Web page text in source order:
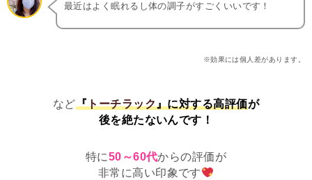
最近はよく眠れるし体の調子がすごくいいです！
※効果には個人差があります。
など『トーチラック』に対する高評価が
後を絶たないんです！
特に50～60代からの評価が
非常に高い印象です